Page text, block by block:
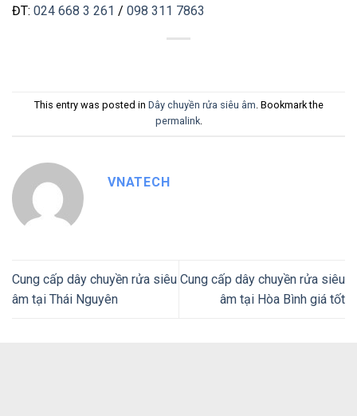
ĐT: 024 668 3 261 / 098 311 7863
This entry was posted in Dây chuyền rửa siêu âm . Bookmark the
permalink.
VNATECH
Cung cấp dây chuyền rửa siêu
âm tại Thái Nguyên
Cung cấp dây chuyền rửa siêu
âm tại Hòa Bình giá tốt